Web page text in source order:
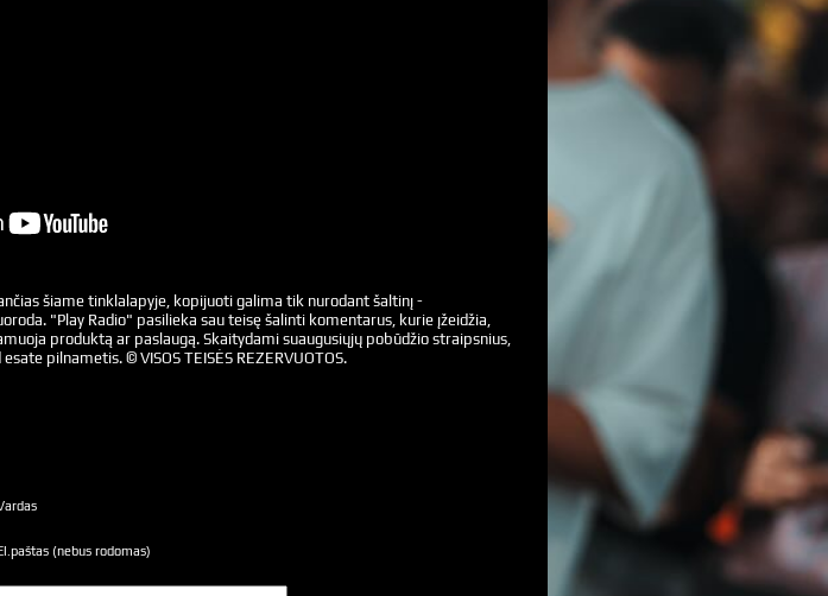
šiame tinklalapyje, kopijuoti galima tik nurodant šaltinį -
"Play Radio" pasilieka sau teisę šalinti komentarus, kurie įžeidžia,
produktą ar paslaugą. Skaitydami suaugusiųjų pobūdžio straipsnius,
pilnametis. © VISOS TEISĖS REZERVUOTOS.
El.paštas (nebus rodomas)